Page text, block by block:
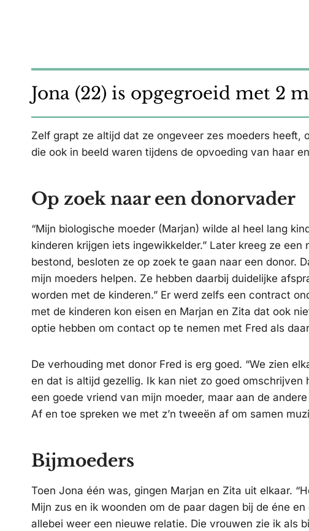
Jona (22) is opgegroeid met 2
Zelf grapt ze altijd dat ze ongeveer zes moeders heeft,
die ook in beeld waren tijdens de opvoeding van haar
Op zoek naar een donorvader
“Mijn biologische moeder (Marjan) wilde al heel lang
kinderen krijgen iets ingewikkelder.” Later kreeg ze
bestond, besloten ze op zoek te gaan naar een donor.
mijn moeders helpen. Ze hebben daarbij duidelijke
worden met de kinderen.” Er werd zelfs een contract
met de kinderen kon eisen en Marjan en Zita dat ook
optie hebben om contact op te nemen met Fred als
De verhouding met donor Fred is erg goed. “We zien
en dat is altijd gezellig. Ik kan niet zo goed
een goede vriend van mijn moeder, maar aan de
Af en toe spreken we met z’n tweeën af om samen
Bijmoeders
Toen Jona één was, gingen Marjan en Zita uit elkaar.
Mijn zus en ik woonden om de paar dagen bij de éne
allebei weer een nieuwe relatie. Die vrouwen zie ik als